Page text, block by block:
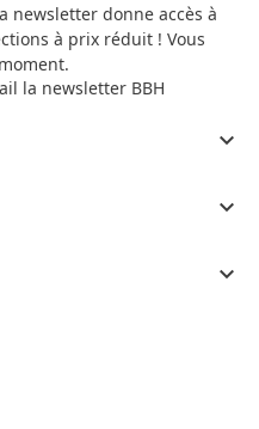
newsletter donne accès à
à prix réduit ! Vous
la newsletter BBH


